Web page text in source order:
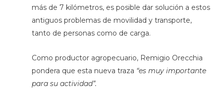
más de 7 kilómetros, es posible dar solución a estos
antiguos problemas de movilidad y transporte,
tanto de personas como de carga.
Como productor agropecuario, Remigio Orecchia
pondera que esta nueva traza “es muy importante
para su actividad”.